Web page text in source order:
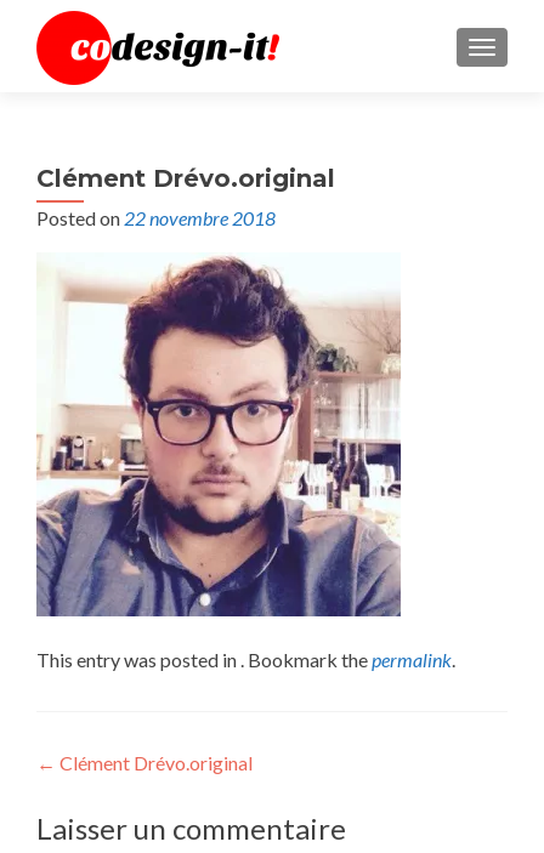
MENU
Clément Drévo.original
Posted on 22 novembre 2018
This entry was posted in . Bookmark thepermalink.
Post
navigation
← Clément Drévo.original
Laisser un commentaire